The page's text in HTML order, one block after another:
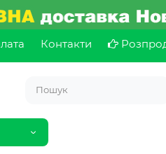
Контакти